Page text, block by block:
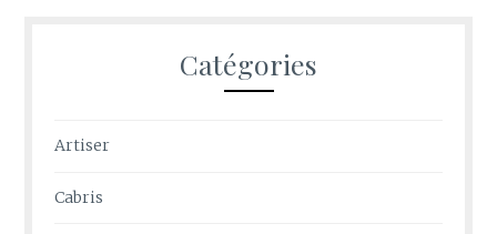
Catégories
Artiser
Cabris